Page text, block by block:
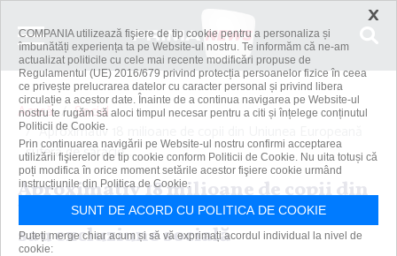
Acasă
Social
Aproximativ 18 milioane de copii din Uniunea Europeană
suferă de sărăcie...
Aproximativ 18 milioane de copii din
Uniunea Europeană suferă de sărăcie
sau excluziune socială
×
COMPANIA utilizează fişiere de tip cookie pentru a personaliza și
îmbunătăți experiența ta pe Website-ul nostru. Te informăm că ne-am
actualizat politicile cu cele mai recente modificări propuse de
Regulamentul (UE) 2016/679 privind protecția persoanelor fizice în ceea
ce privește prelucrarea datelor cu caracter personal și privind libera
circulație a acestor date. Înainte de a continua navigarea pe Website-ul
nostru te rugăm să aloci timpul necesar pentru a citi și înțelege conținutul
Politicii de Cookie.
Prin continuarea navigării pe Website-ul nostru confirmi acceptarea
utilizării fişierelor de tip cookie conform Politicii de Cookie. Nu uita totuși că
poți modifica în orice moment setările acestor fişiere cookie urmând
instrucțiunile din Politica de Cookie.
SUNT DE ACORD CU POLITICA DE COOKIE
Puteți merge chiar acum și să vă exprimați acordul individual la nivel de
cookie: